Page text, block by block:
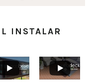
INSTALAR